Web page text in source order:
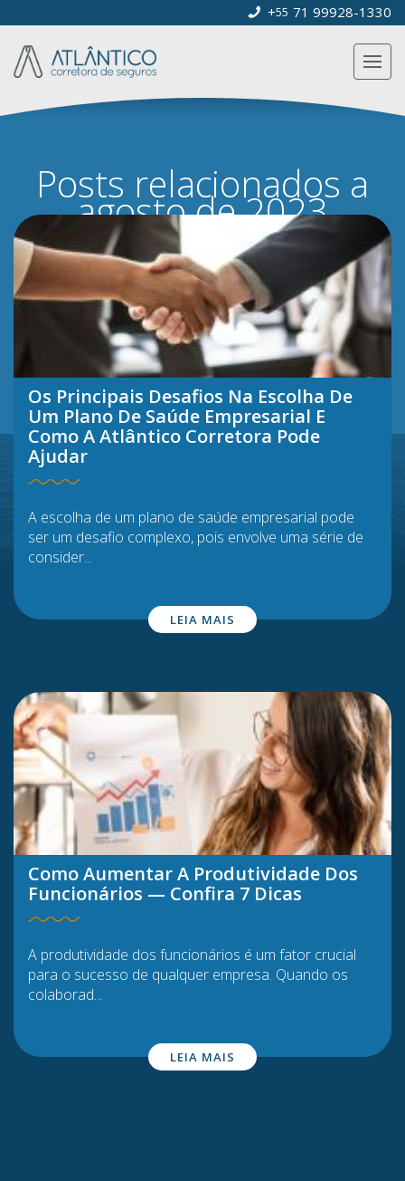
+55 71 99928-1330
Posts relacionados a
agosto de 2023
Os Principais Desafios Na Escolha De
Um Plano De Saúde Empresarial E
Como A Atlântico Corretora Pode
Ajudar
A escolha de um plano de saúde empresarial pode
ser um desafio complexo, pois envolve uma série de
consider...
LEIA MAIS
Como Aumentar A Produtividade Dos
Funcionários — Confira 7 Dicas
A produtividade dos funcionários é um fator crucial
para o sucesso de qualquer empresa. Quando os
colaborad...
LEIA MAIS